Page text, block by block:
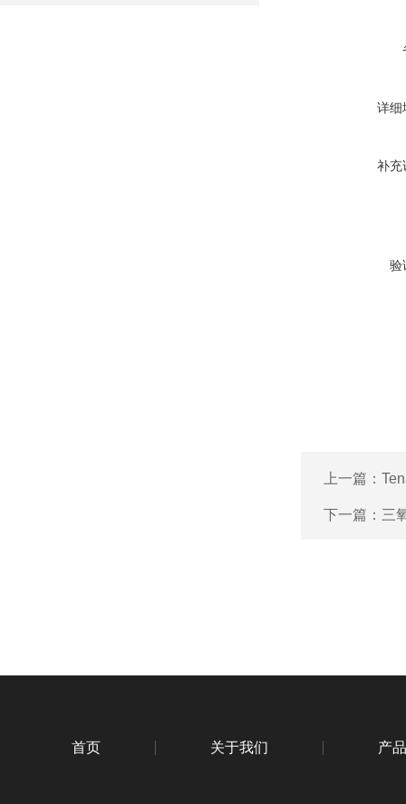
详细
补充
验
上一篇：
下一篇： 三
首页 关于我们 产